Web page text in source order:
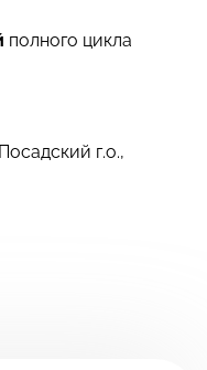
полного цикла
г.о.,